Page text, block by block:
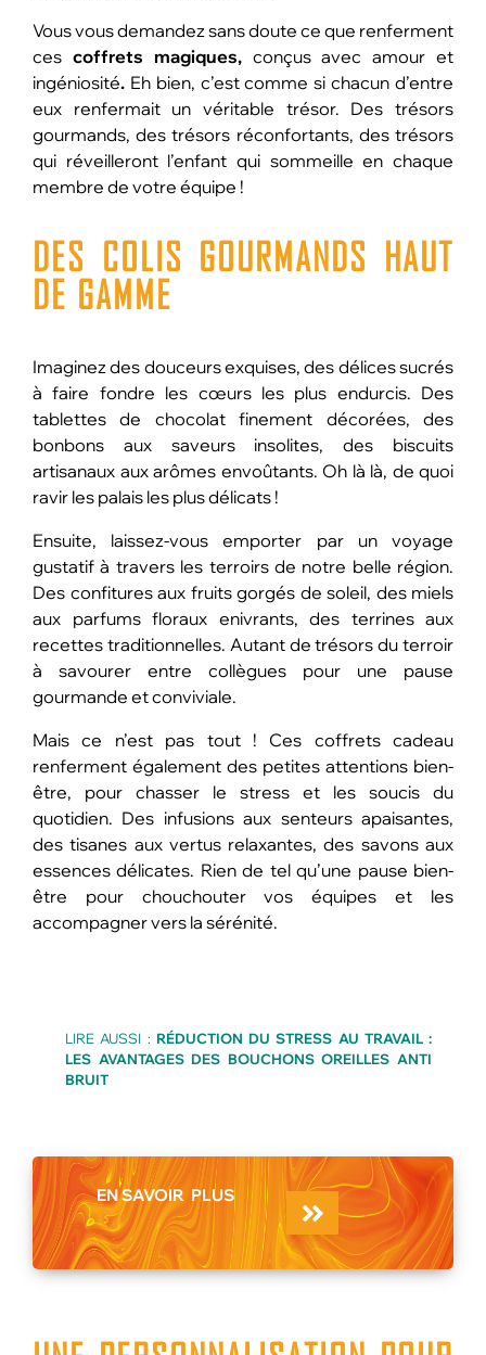
Vous vous demandez sans doute ce que renferment
ces coffrets magiques, conçus avec amour et
ingéniosité. Eh bien, c’est comme si chacun d’entre
eux renfermait un véritable trésor. Des trésors
gourmands, des trésors réconfortants, des trésors
qui réveilleront l’enfant qui sommeille en chaque
membre de votre équipe !
DES COLIS GOURMANDS HAUT
DE GAMME
Imaginez des douceurs exquises, des délices sucrés
à faire fondre les cœurs les plus endurcis. Des
tablettes de chocolat finement décorées, des
bonbons aux saveurs insolites, des biscuits
artisanaux aux arômes envoûtants. Oh là là, de quoi
ravir les palais les plus délicats !
Ensuite, laissez-vous emporter par un voyage
gustatif à travers les terroirs de notre belle région.
Des confitures aux fruits gorgés de soleil, des miels
aux parfums floraux enivrants, des terrines aux
recettes traditionnelles. Autant de trésors du terroir
à savourer entre collègues pour une pause
gourmande et conviviale.
Mais ce n’est pas tout ! Ces coffrets cadeau
renferment également des petites attentions bien-
être, pour chasser le stress et les soucis du
quotidien. Des infusions aux senteurs apaisantes,
des tisanes aux vertus relaxantes, des savons aux
essences délicates. Rien de tel qu’une pause bien-
être pour chouchouter vos équipes et les
accompagner vers la sérénité.
LIRE AUSSI : RÉDUCTION DU STRESS AU TRAVAIL :
LES AVANTAGES DES BOUCHONS OREILLES ANTI
BRUIT
EN SAVOIR PLUS